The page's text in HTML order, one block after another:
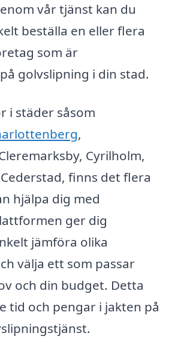
vår tjänst kan du
beställa en eller flera
som är
golvslipning i din stad.
i städer såsom
,
Cyrilholm,
finns det flera
hjälpa dig med
ger dig
jämföra olika
välja ett som passar
och din budget. Detta
tid och pengar i jakten på